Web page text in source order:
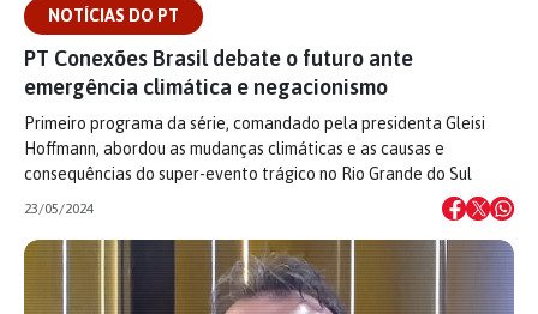
NOTÍCIAS DO PT
PT Conexões Brasil debate o futuro ante
emergência climática e negacionismo
Primeiro programa da série, comandado pela presidenta Gleisi
Hoffmann, abordou as mudanças climáticas e as causas e
consequências do super-evento trágico no Rio Grande do Sul
23/05/2024